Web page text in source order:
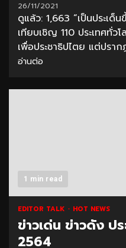
26/11/2021
ดูแล้ว: 1,663 “เป็นประเด็
เทียบเชิญ 110 ประเทศทั่ว
เพื่อประชาธิปไตย แต่ปราก
อ่านต่อ
1 min read
EDITOR TALK HOT NEWS
ข่าวเด่น ข่าวดัง ป
2564